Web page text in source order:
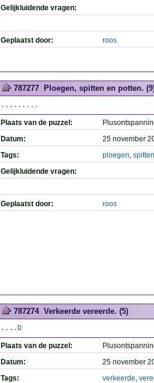
Gelijkluidende vragen:
Geplaatst door: roos
787277 Ploegen, spitten en potten.
.........
Plaats van de puzzel:
Datum:
25 november
Tags:
ploegen, spitten
Gelijkluidende vragen:
Geplaatst door: roos
787274 Verkeerde vereerde. (5)
....D
Plaats van de puzzel:
Datum:
25 november
Tags:
verkeerde,